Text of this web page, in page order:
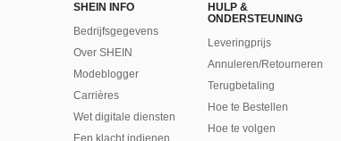
SHEIN INFO
Bedrijfsgegevens
Over SHEIN
Modeblogger
Carrières
Wet digitale diensten
Een klacht indienen
HULP &
ONDERSTEUNING
Leveringprijs
Annuleren/Retourneren
Terugbetaling
Hoe te Bestellen
Hoe te volgen